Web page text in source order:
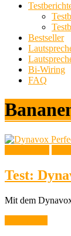
Bestseller
Bi-Wiring
FAQ
Test:
Mit dem